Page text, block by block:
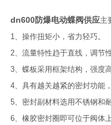
dn600防爆电动蝶阀供应主
1、操作扭矩小，省力轻巧。
2、流量特性趋于直线，调节性
3、蝶板采用框架结构，强度
4、具有越关越紧的密封功能
5、密封副材料选用不锈钢和
6、橡胶密封圈即可位于阀体